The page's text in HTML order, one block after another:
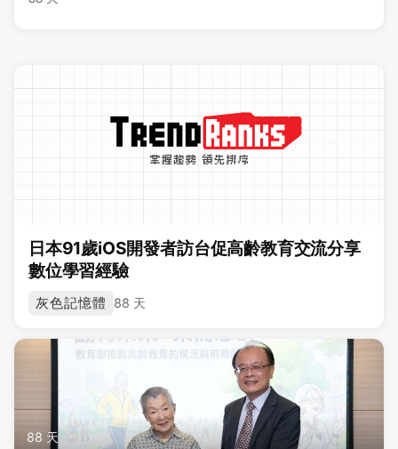
日本91歲iOS開發者訪台促高齡教育交流分享
數位學習經驗
灰色記憶體 88 天
88 天